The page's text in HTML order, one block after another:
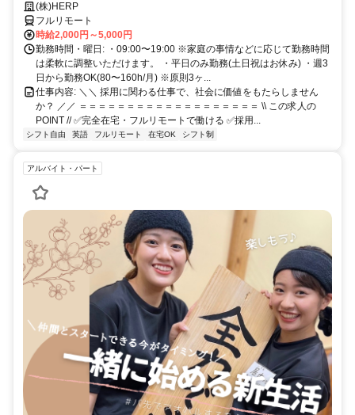
最先端の採用システムに携われる！
(株)HERP
フルリモート
時給2,000円～5,000円
勤務時間・曜日: ・09:00〜19:00 ※家庭の事情などに応じて勤務時間
は柔軟に調整いただけます。 ・平日のみ勤務(土日祝はお休み) ・週3
日から勤務OK(80〜160h/月) ※原則3ヶ...
仕事内容: ＼＼ 採用に関わる仕事で、社会に価値をもたらしません
か？ ／／ ＝＝＝＝＝＝＝＝＝＝＝＝＝＝＝＝＝＝＝ \\ この求人の
POINT // ✅完全在宅・フルリモートで働ける ✅採用...
シフト自由 英語 フルリモート 在宅OK シフト制
アルバイト・パート